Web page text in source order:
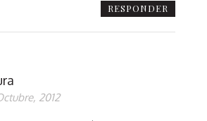
RESPONDER
2012